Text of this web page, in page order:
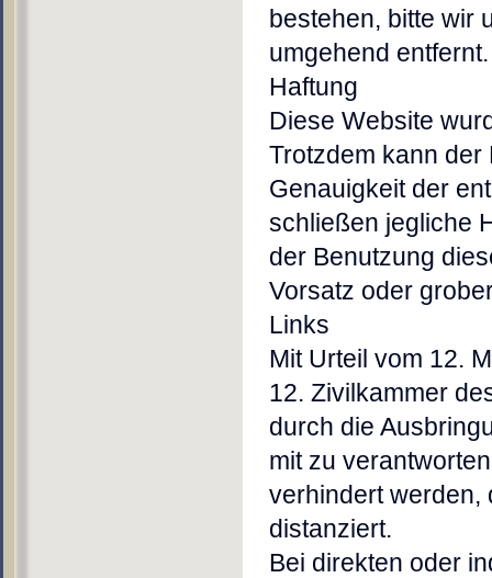
bestehen, bitte wir
umgehend entfernt.
Haftung
Diese Website
Trotzdem kann der
Genauigkeit der
schließen jegliche
der Benutzung
Vorsatz oder
Links
Mit Urteil vom 12.
12. Zivilkammer
durch die
mit zu
verhindert werden,
distanziert.
Bei direkten oder